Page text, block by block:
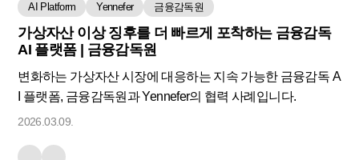
AI Platform Yennefer 금융감독원
가상자산 이상 징후를 더 빠르게 포착하는 금융감독
AI 플랫폼 | 금융감독원
변화하는 가상자산 시장에 대응하는 지속 가능한 금융감독 A
I 플랫폼, 금융감독원과 Yennefer의 협력 사례입니다.
2026.03.09.